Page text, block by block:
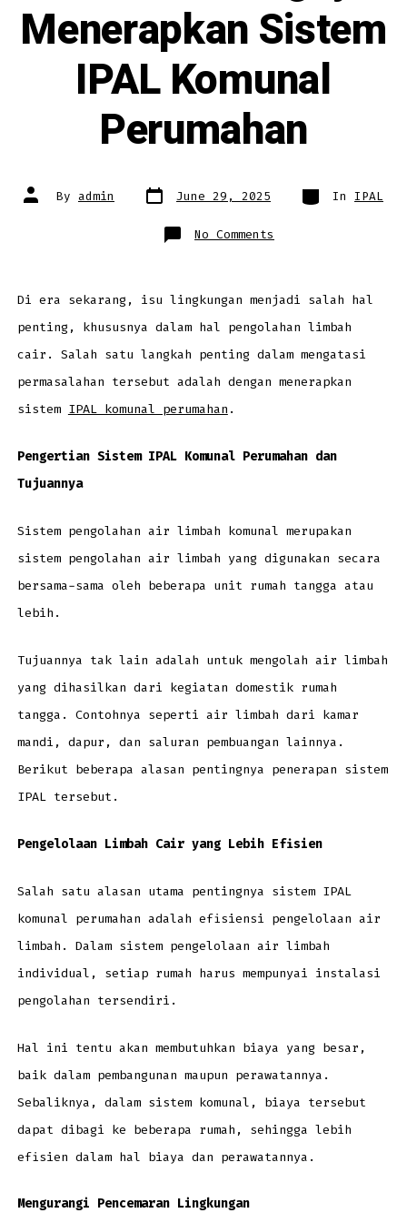
Menerapkan Sistem
IPAL Komunal
Perumahan
Post
author
By admin Post
date June 29, 2025 Categories
In IPAL
No Comments
Alasan
Komunal
Perumahan
Di era sekarang, isu lingkungan menjadi salah hal
penting, khususnya dalam hal pengolahan limbah
cair. Salah satu langkah penting dalam mengatasi
permasalahan tersebut adalah dengan menerapkan
sistem IPAL komunal perumahan .
Pengertian Sistem IPAL Komunal Perumahan dan
Tujuannya
Sistem pengolahan air limbah komunal merupakan
sistem pengolahan air limbah yang digunakan secara
bersama-sama oleh beberapa unit rumah tangga atau
lebih.
Tujuannya tak lain adalah untuk mengolah air limbah
yang dihasilkan dari kegiatan domestik rumah
tangga. Contohnya seperti air limbah dari kamar
mandi, dapur, dan saluran pembuangan lainnya.
Berikut beberapa alasan pentingnya penerapan sistem
IPAL tersebut.
Pengelolaan Limbah Cair yang Lebih Efisien
Salah satu alasan utama pentingnya sistem IPAL
komunal perumahan adalah efisiensi pengelolaan air
limbah. Dalam sistem pengelolaan air limbah
individual, setiap rumah harus mempunyai instalasi
pengolahan tersendiri.
Hal ini tentu akan membutuhkan biaya yang besar,
baik dalam pembangunan maupun perawatannya.
Sebaliknya, dalam sistem komunal, biaya tersebut
dapat dibagi ke beberapa rumah, sehingga lebih
efisien dalam hal biaya dan perawatannya.
Mengurangi Pencemaran Lingkungan